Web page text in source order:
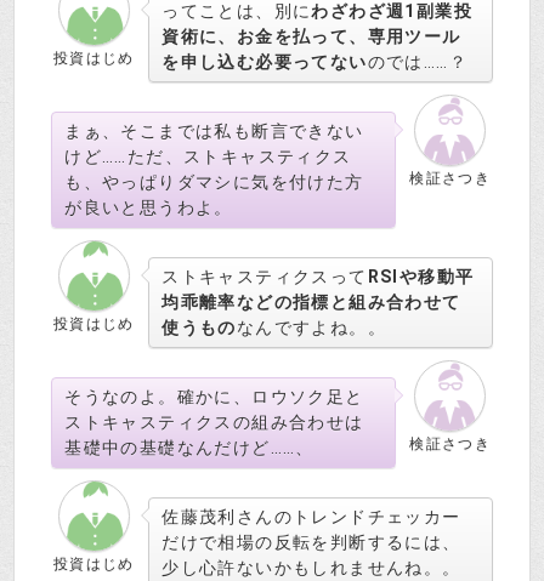
投資はじめ
ってことは、別にわざわざ週1副業投
資術に、お金を払って、専用ツール
を申し込む必要ってないのでは……？
検証さつき
まぁ、そこまでは私も断言できない
けど……ただ、ストキャスティクス
も、やっぱりダマシに気を付けた方
が良いと思うわよ。
投資はじめ
ストキャスティクスって RSIや移動平
均乖離率などの指標と組み合わせて
使うものなんですよね。。
検証さつき
そうなのよ。確かに、ロウソク足と
ストキャスティクスの組み合わせは
基礎中の基礎なんだけど……、
投資はじめ
佐藤茂利さんのトレンドチェッカー
だけで相場の反転を判断するには、
少し心許ないかもしれませんね。。